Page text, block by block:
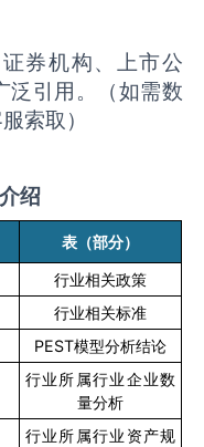
券机构、上市公
泛引用。（如需数
索取）
绍
表（部分）
行业相关政策
行业相关标准
PEST模型分析结论
行业所属行业企业数
量分析
行业所属行业资产规